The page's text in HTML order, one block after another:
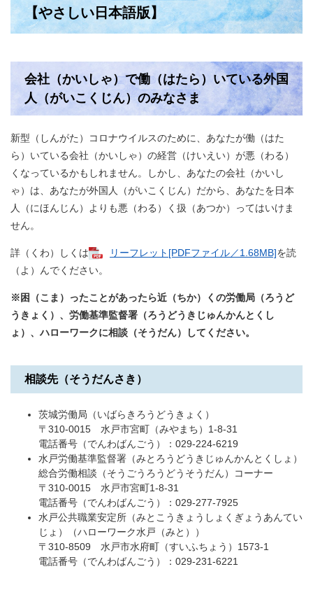
【やさしい日本語版】
会社（かいしゃ）で働（はたら）いている外国
人（がいこくじん）のみなさま
新型（しんがた）コロナウイルスのために、あなたが働（はた
ら）いている会社（かいしゃ）の経営（けいえい）が悪（わる）
くなっているかもしれません。しかし、あなたの会社（かいし
ゃ）は、あなたが外国人（がいこくじん）だから、あなたを日本
人（にほんじん）よりも悪（わる）く扱（あつか）ってはいけま
せん。
詳（くわ）しくは リーフレット[PDFファイル／1.68MB]を読
（よ）んでください。
※困（こま）ったことがあったら近（ちか）くの労働局（ろうど
うきょく）、労働基準監督署（ろうどうきじゅんかんとくし
ょ）、ハローワークに相談（そうだん）してください。
相談先（そうだんさき）
茨城労働局（いばらきろうどうきょく）
〒310-0015 水戸市宮町（みやまち）1-8-31
電話番号（でんわばんごう）：029-224-6219
水戸労働基準監督署（みとろうどうきじゅんかんとくしょ）
総合労働相談（そうごうろうどうそうだん）コーナー
〒310-0015 水戸市宮町1-8-31
電話番号（でんわばんごう）：029-277-7925
水戸公共職業安定所（みとこうきょうしょくぎょうあんてい
じょ）（ハローワーク水戸（みと））
〒310-8509 水戸市水府町（すいふちょう）1573-1
電話番号（でんわばんごう）：029-231-6221